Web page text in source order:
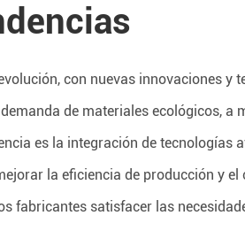
con nuevas innovaciones y
de materiales ecológicos, a
es la integración de tecnologías
la eficiencia de producción y el
fabricantes satisfacer las